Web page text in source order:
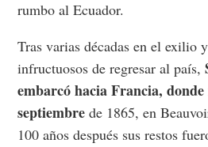
rumbo al Ecuador.
Tras varias décadas en el exilio
infructuosos de regresar al país,
embarcó hacia Francia,
septiembre de 1865, en
100 años después sus restos